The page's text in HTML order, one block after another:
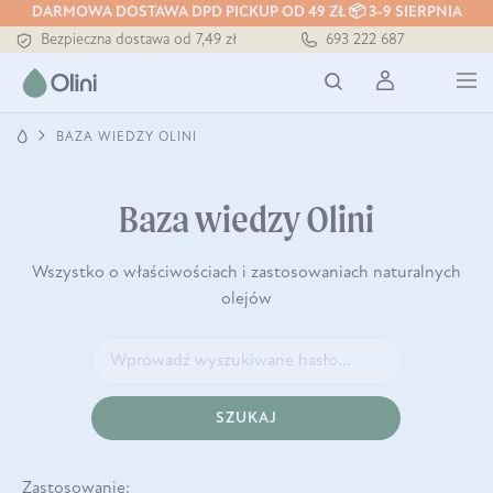
DARMOWA DOSTAWA DPD PICKUP OD 49 ZŁ 📦 3-9 SIERPNIA
Bezpieczna dostawa od 7,49 zł
Darmowa dostawa od 199 zł
Tłoczony zawsze na zimno
693 222 687
BAZA WIEDZY OLINI
Baza wiedzy Olini
Wszystko o właściwościach i zastosowaniach naturalnych
olejów
SZUKAJ
Zastosowanie: